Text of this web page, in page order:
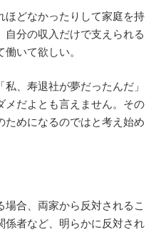
ほどなかったりして家庭を持
分の収入だけで支えられる
いて欲しい。
、寿退社が夢だったんだ」
メだよとも言えません。その
ためになるのではと考え始め
合、両家から反対されるこ
係者など、明らかに反対され